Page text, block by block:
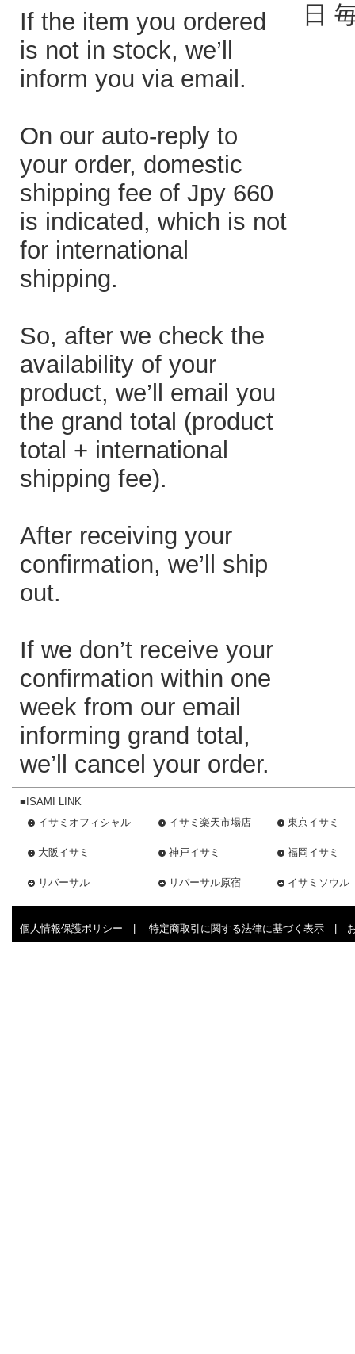
If the item you ordered
is not in stock, we’ll
inform you via email.
On our auto-reply to
your order, domestic
shipping fee of Jpy 660
is indicated, which is not
for international
shipping.
So, after we check the
availability of your
product, we’ll email you
the grand total (product
total + international
shipping fee).
After receiving your
confirmation, we’ll ship
out.
If we don’t receive your
confirmation within one
week from our email
informing grand total,
we’ll cancel your order.
日
■ISAMI LINK
イサミオフィシャル
イサミ楽天市場店 東京イサミ
大阪イサミ 神戸イサミ 福岡イサミ
リバーサル リバーサル原宿 イサミソウル
個人情報保護ポリシー 特定商取引に関する法律に基づく表示